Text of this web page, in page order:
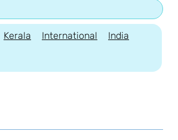
Kerala International India